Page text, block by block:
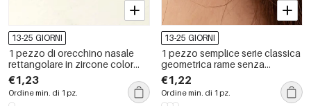
13-25 GIORNI
1 pezzo di orecchino nasale
rettangolare in zircone color
rame e oro da donna
€1,23
Ordine min. di 1 pz.
13-25 GIORNI
1 pezzo semplice serie classica
geometrica rame senza
placcatura materiale zircone
orecchini da donna piercing
€1,22
Ordine min. di 1 pz.